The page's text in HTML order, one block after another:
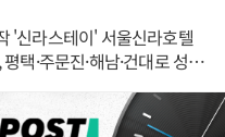
'신라스테이' 서울신라호텔
택·주문진·해남·건대로 성